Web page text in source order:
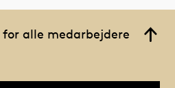
alle medarbejdere